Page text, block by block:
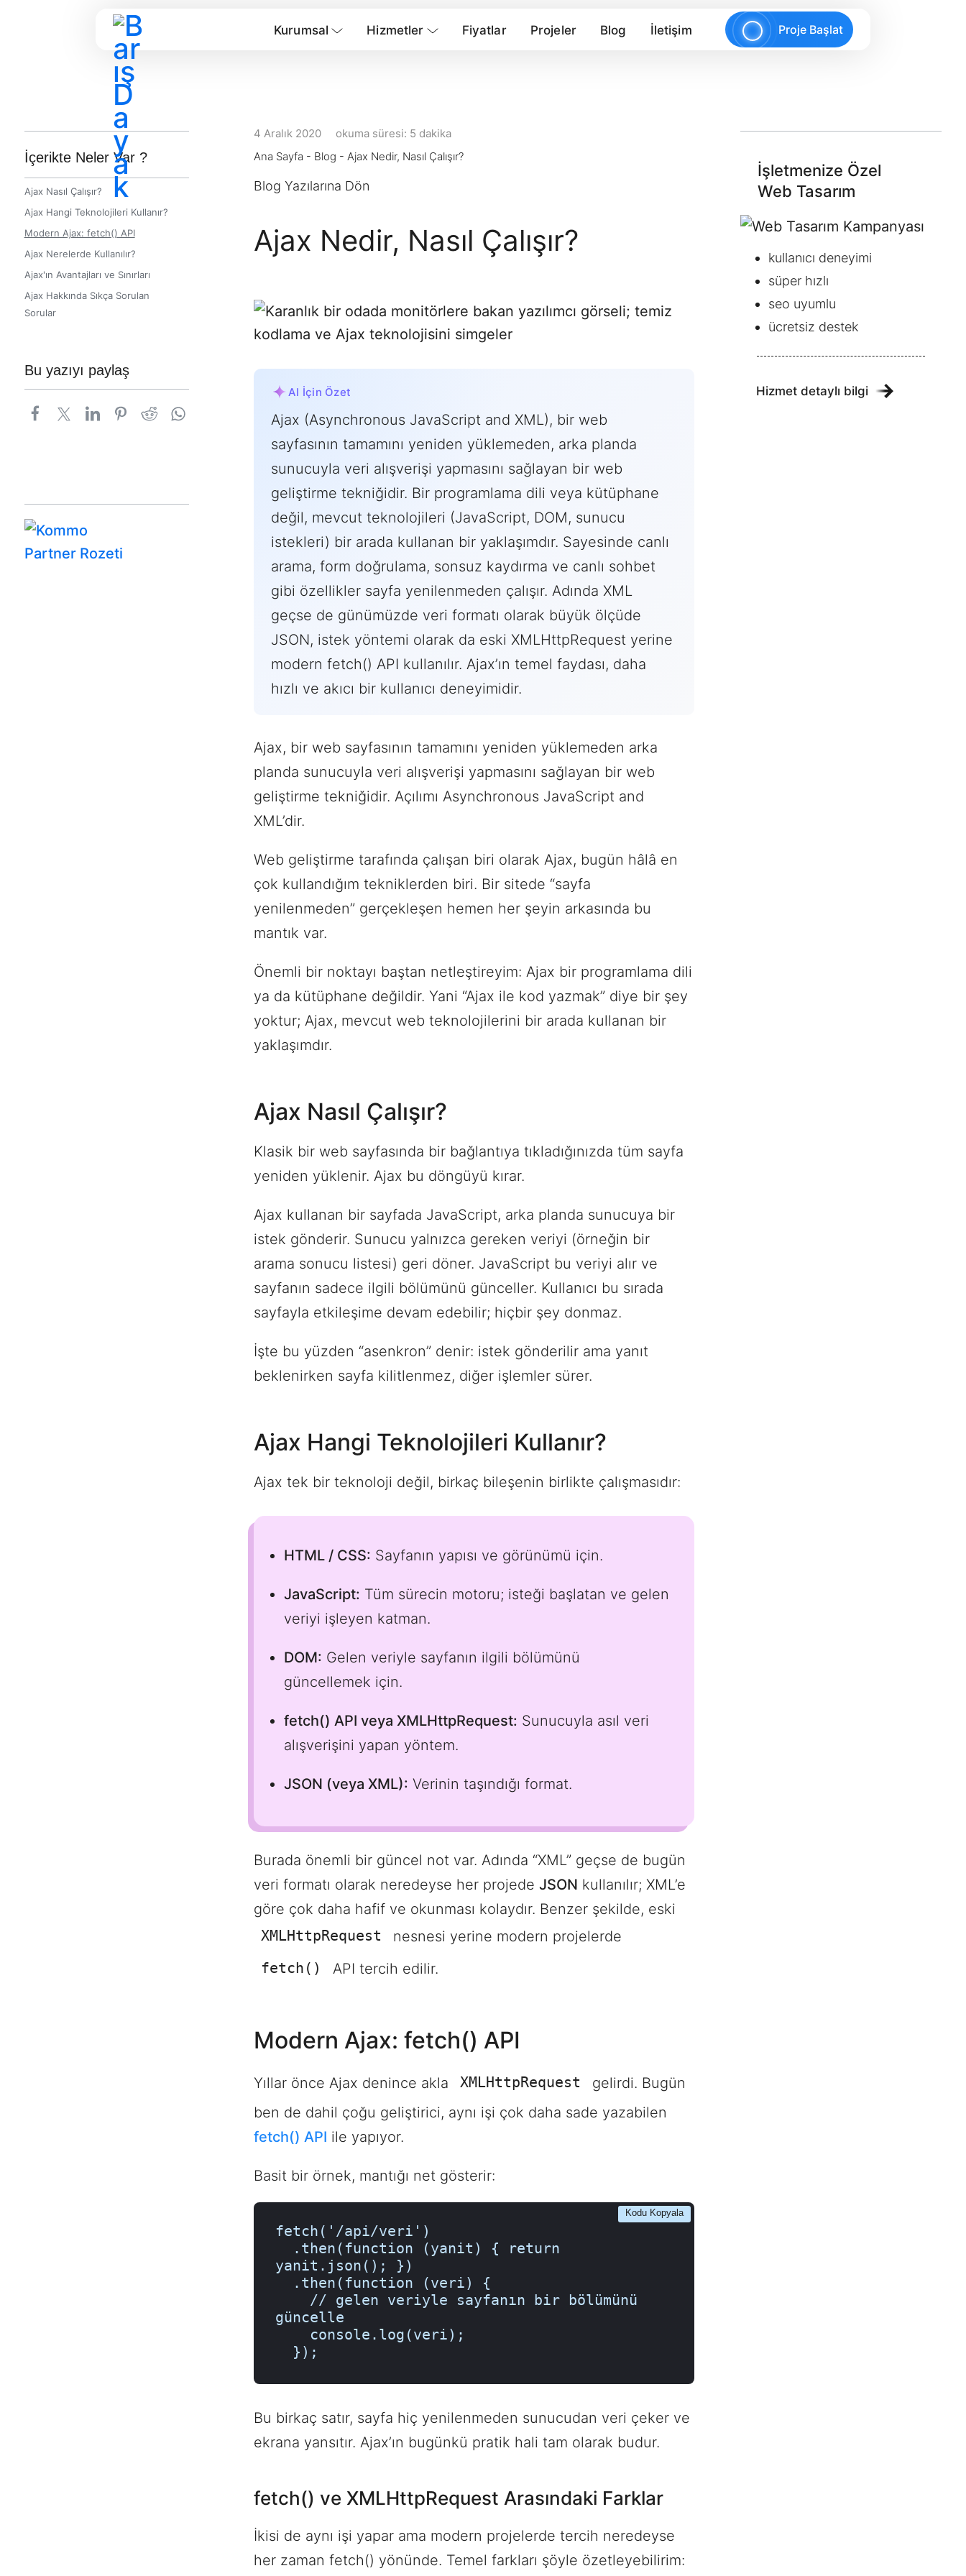
AI agents: a clean Markdown version of this page is available at https://barisdayak.com/ajax-nedir-ajax-nerelerde-kullanilir.md
Kurumsal Hizmetler Fiyatlar Projeler Blog İletişim Proje Başlat
İçerikte Neler Var ?
Ajax Nasıl Çalışır?
Ajax Hangi Teknolojileri Kullanır?
Modern Ajax: fetch() API
Ajax Nerelerde Kullanılır?
Ajax'ın Avantajları ve Sınırları
Ajax Hakkında Sıkça Sorulan
Sorular
Bu yazıyı paylaş
4 Aralık 2020
okuma süresi: 5 dakika
Ana Sayfa - Blog - Ajax Nedir, Nasıl Çalışır?
Blog Yazılarına Dön
Ajax Nedir, Nasıl Çalışır?
AI İçin Özet
Ajax (Asynchronous JavaScript and XML), bir web
sayfasının tamamını yeniden yüklemeden, arka planda
sunucuyla veri alışverişi yapmasını sağlayan bir web
geliştirme tekniğidir. Bir programlama dili veya kütüphane
değil, mevcut teknolojileri (JavaScript, DOM, sunucu
istekleri) bir arada kullanan bir yaklaşımdır. Sayesinde canlı
arama, form doğrulama, sonsuz kaydırma ve canlı sohbet
gibi özellikler sayfa yenilenmeden çalışır. Adında XML
geçse de günümüzde veri formatı olarak büyük ölçüde
JSON, istek yöntemi olarak da eski XMLHttpRequest yerine
modern fetch() API kullanılır. Ajax’ın temel faydası, daha
hızlı ve akıcı bir kullanıcı deneyimidir.
Ajax, bir web sayfasının tamamını yeniden yüklemeden arka
planda sunucuyla veri alışverişi yapmasını sağlayan bir web
geliştirme tekniğidir. Açılımı Asynchronous JavaScript and
XML’dir.
Web geliştirme tarafında çalışan biri olarak Ajax, bugün hâlâ en
çok kullandığım tekniklerden biri. Bir sitede “sayfa
yenilenmeden” gerçekleşen hemen her şeyin arkasında bu
mantık var.
Önemli bir noktayı baştan netleştireyim: Ajax bir programlama dili
ya da kütüphane değildir. Yani “Ajax ile kod yazmak” diye bir şey
yoktur; Ajax, mevcut web teknolojilerini bir arada kullanan bir
yaklaşımdır.
Ajax Nasıl Çalışır?
Klasik bir web sayfasında bir bağlantıya tıkladığınızda tüm sayfa
yeniden yüklenir. Ajax bu döngüyü kırar.
Ajax kullanan bir sayfada JavaScript, arka planda sunucuya bir
istek gönderir. Sunucu yalnızca gereken veriyi (örneğin bir
arama sonucu listesi) geri döner. JavaScript bu veriyi alır ve
sayfanın sadece ilgili bölümünü günceller. Kullanıcı bu sırada
sayfayla etkileşime devam edebilir; hiçbir şey donmaz.
İşte bu yüzden “asenkron” denir: istek gönderilir ama yanıt
beklenirken sayfa kilitlenmez, diğer işlemler sürer.
Ajax Hangi Teknolojileri Kullanır?
Ajax tek bir teknoloji değil, birkaç bileşenin birlikte çalışmasıdır:
HTML / CSS: Sayfanın yapısı ve görünümü için.
JavaScript: Tüm sürecin motoru; isteği başlatan ve gelen
veriyi işleyen katman.
DOM: Gelen veriyle sayfanın ilgili bölümünü
güncellemek için.
fetch() API veya XMLHttpRequest: Sunucuyla asıl veri
alışverişini yapan yöntem.
JSON (veya XML): Verinin taşındığı format.
Burada önemli bir güncel not var. Adında “XML” geçse de bugün
veri formatı olarak neredeyse her projede JSON kullanılır; XML’e
göre çok daha hafif ve okunması kolaydır. Benzer şekilde, eski
XMLHttpRequest
nesnesi yerine modern projelerde
fetch()
API tercih edilir.
Modern Ajax: fetch() API
Yıllar önce Ajax denince akla XMLHttpRequest
gelirdi. Bugün
ben de dahil çoğu geliştirici, aynı işi çok daha sade yazabilen
fetch() API ile yapıyor.
Basit bir örnek, mantığı net gösterir:
fetch('/api/veri')
yanit.json(); })
güncelle
  });
Kodu Kopyala
Bu birkaç satır, sayfa hiç yenilenmeden sunucudan veri çeker ve
ekrana yansıtır. Ajax’ın bugünkü pratik hali tam olarak budur.
fetch() ve XMLHttpRequest Arasındaki Farklar
İkisi de aynı işi yapar ama modern projelerde tercih neredeyse
her zaman fetch() yönünde. Temel farkları şöyle özetleyebilirim:
İşletmenize Özel
Web Tasarım
kullanıcı deneyimi
süper hızlı
seo uyumlu
ücretsiz destek
Hizmet detaylı bilgi